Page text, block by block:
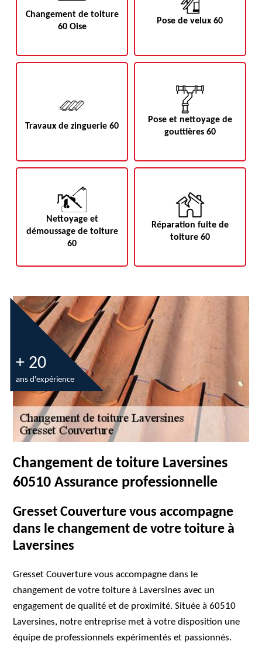
Changement de toiture
60 Oise
Pose de velux 60
Travaux de zinguerie 60
Pose et nettoyage de
gouttières 60
Nettoyage et
démoussage de toiture
60
Réparation fuite de
toiture 60
+ 20
ans d'expérience
Changement de toiture Laversines
60510 Assurance professionnelle
Gresset Couverture vous accompagne
dans le changement de votre toiture à
Laversines
Gresset Couverture vous accompagne dans le
changement de votre toiture à Laversines avec un
engagement de qualité et de proximité. Située à 60510
Laversines, notre entreprise met à votre disposition une
équipe de professionnels expérimentés et passionnés.